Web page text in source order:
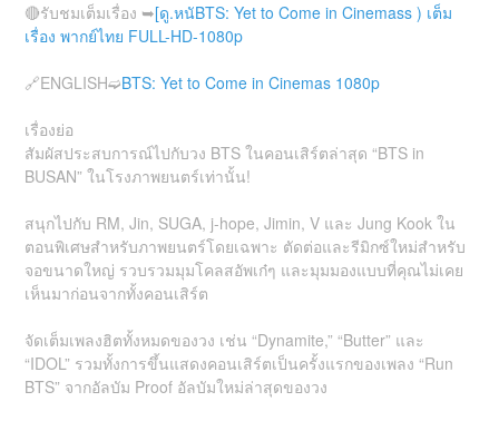
🔴รับชมเต็มเรื่อง ➥[ดู.หนัBTS: Yet to Come in Cinemass ) เต็ม
เรื่อง พากย์ไทย FULL-HD-1080p
🔗ENGLISH➫BTS: Yet to Come in Cinemas 1080p
เรื่องย่อ
สัมผัสประสบการณ์ไปกับวง BTS ในคอนเสิร์ตล่าสุด “BTS in
BUSAN” ในโรงภาพยนตร์เท่านั้น!
สนุกไปกับ RM, Jin, SUGA, j-hope, Jimin, V และ Jung Kook ใน
ตอนพิเศษสำหรับภาพยนตร์โดยเฉพาะ ตัดต่อและรีมิกซ์ใหม่สำหรับ
จอขนาดใหญ่ รวบรวมมุมโคลสอัพเก๋ๆ และมุมมองแบบที่คุณไม่เคย
เห็นมาก่อนจากทั้งคอนเสิร์ต
จัดเต็มเพลงฮิตทั้งหมดของวง เช่น “Dynamite,” “Butter” และ
“IDOL” รวมทั้งการขึ้นแสดงคอนเสิร์ตเป็นครั้งแรกของเพลง “Run
BTS” จากอัลบัม Proof อัลบัมใหม่ล่าสุดของวง